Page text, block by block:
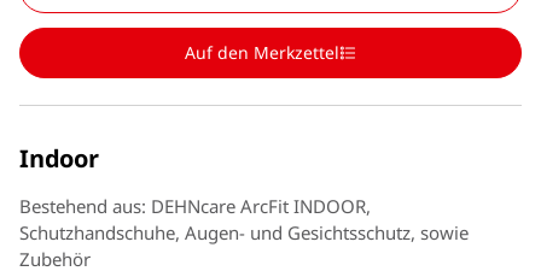
Auf den Merkzettel
Indoor
Bestehend aus: DEHNcare ArcFit INDOOR,
Schutzhandschuhe, Augen- und Gesichtsschutz, sowie
Zubehör